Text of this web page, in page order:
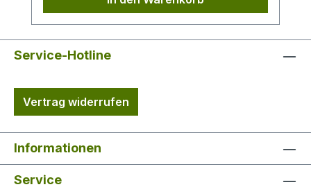
Service-Hotline
Vertrag widerrufen
Informationen
Service